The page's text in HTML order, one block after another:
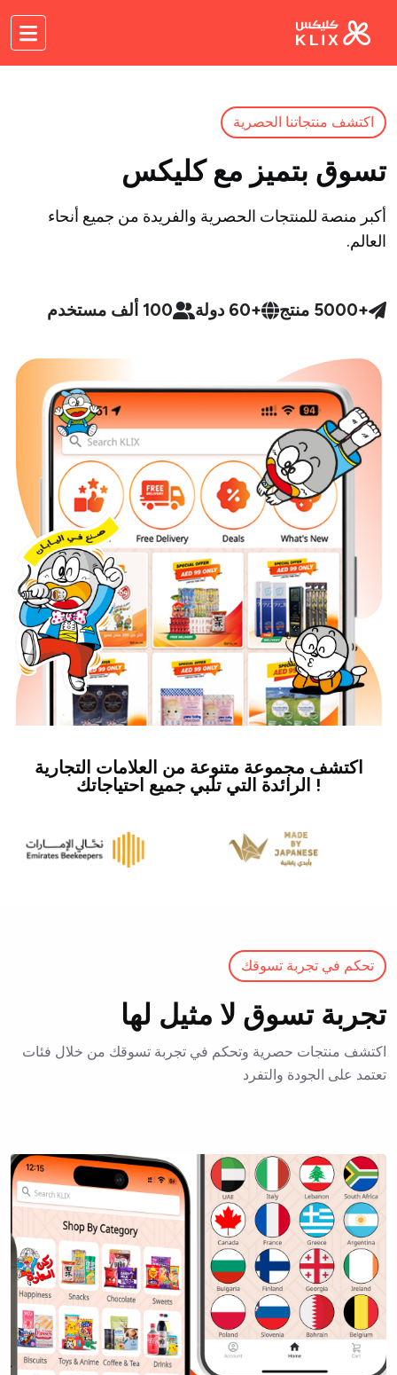
اكتشف منتجاتنا الحصرية
تسوق بتميز مع كليكس
أكبر منصة للمنتجات الحصرية والفريدة من جميع أنحاء
العالم.
+5000 منتج +60 دولة 100 ألف مستخدم
اكتشف مجموعة متنوعة من العلامات التجارية
الرائدة التي تلبي جميع احتياجاتك !
تحكم في تجربة تسوقك
تجربة تسوق لا مثيل لها
اكتشف منتجات حصرية وتحكم في تجربة تسوقك من خلال فئات
تعتمد على الجودة والتفرد